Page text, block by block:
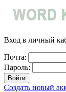
Вход в личный
Почта:
Пароль:
Создать новый